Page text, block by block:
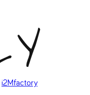
i2Mfactory